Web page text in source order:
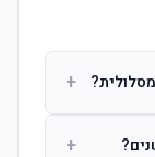
+
ומאפשרת
+